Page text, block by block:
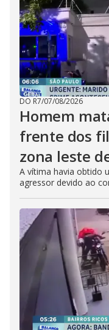
DO R7/07/08/2026
Homem
frente dos
zona leste
A vítima havia obtido
agressor devido ao